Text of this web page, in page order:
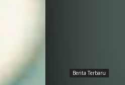
Berita Terbaru